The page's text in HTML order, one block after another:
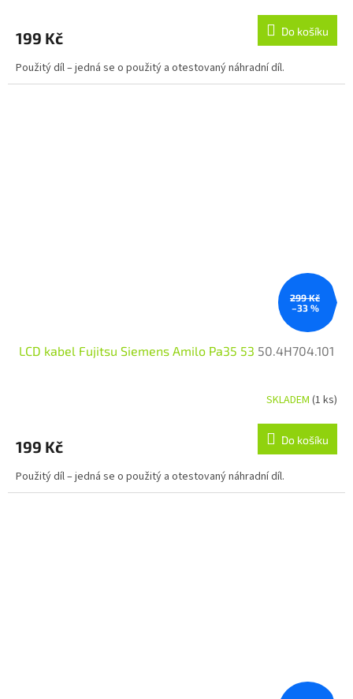
199 Kč Do košíku
Použitý díl – jedná se o použitý a otestovaný náhradní díl.
299 Kč
–33 %
LCD kabel Fujitsu Siemens Amilo Pa35 53 50.4H704.101
SKLADEM (1 ks)
199 Kč Do košíku
Použitý díl – jedná se o použitý a otestovaný náhradní díl.